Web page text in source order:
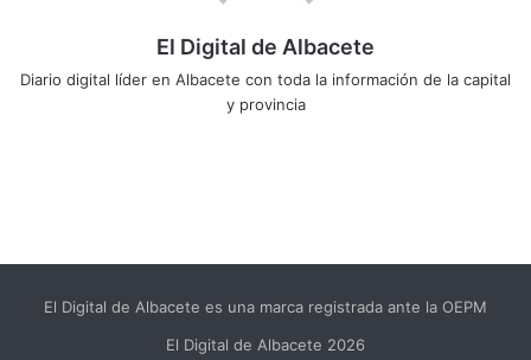
El Digital de Albacete
Diario digital líder en Albacete con toda la información de la capital
y provincia
El Digital de Albacete es una marca registrada ante la OEPM
El Digital de Albacete 2026